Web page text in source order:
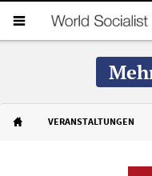
VERANSTALTUNGEN